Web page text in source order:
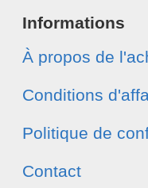
Informations
À propos de
Conditions
Politique de
Contact